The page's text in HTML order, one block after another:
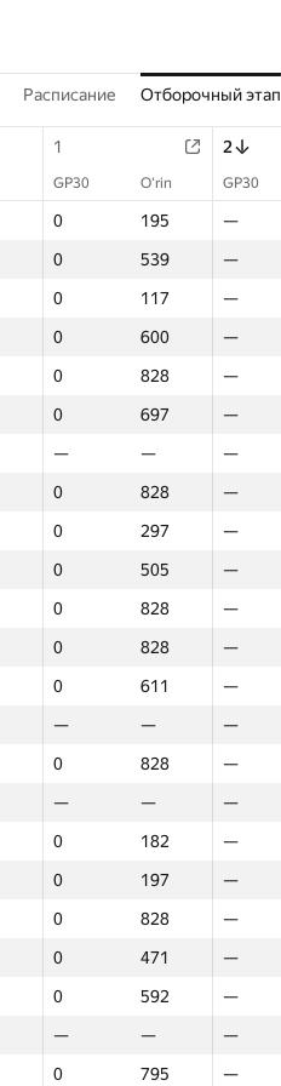
Расписание Отборочный этап
1 2
GP30 O‘rin GP30
0 195 —
0 539 —
0 117 —
0 600 —
0 828 —
0 697 —
— — —
0 828 —
0 297 —
0 505 —
0 828 —
0 828 —
0 611 —
— — —
0 828 —
— — —
0 182 —
0 197 —
0 828 —
0 471 —
0 592 —
— — —
0 795 —
GP30 O‘rin